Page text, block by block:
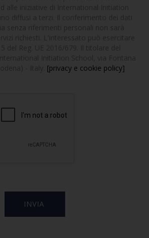
[privacy e cookie policy]